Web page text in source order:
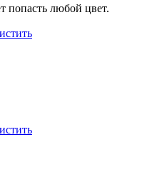
попасть любой цвет.